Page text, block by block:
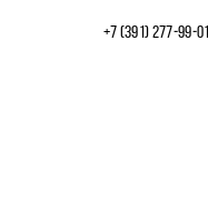
+7 (391) 277‒99‒01